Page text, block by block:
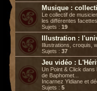
Musique :
Le collectif de
les différentes
Sujets : 19
Illustration :
Illustrations, croquis,
Sujets : 37
Jeu vidéo :
Un Point & Click
de Baphomet...
Incarnez Yldiane et
Sujets : 5